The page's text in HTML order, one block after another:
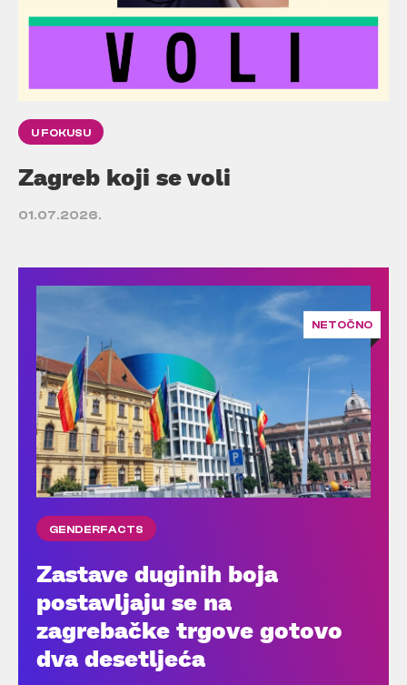
U FOKUSU
Zagreb koji se voli
01.07.2026.
NETOČNO
GENDERFACTS
Zastave duginih boja
postavljaju se na
zagrebačke trgove gotovo
dva desetljeća